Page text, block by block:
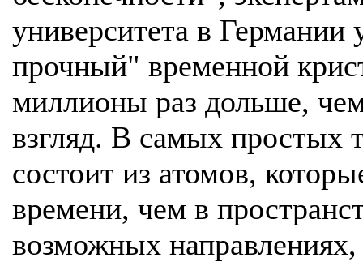
университета в Германии
прочный" временной
миллионы раз дольше,
взгляд. В самых простых
состоит из атомов,
времени, чем в
возможных